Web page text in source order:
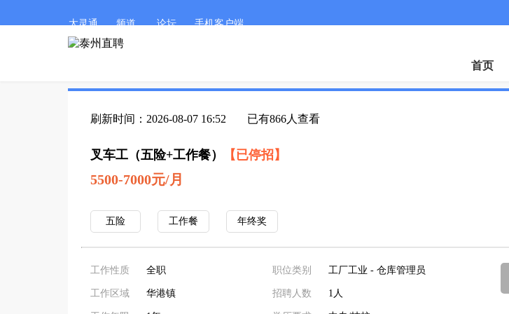
太灵通 频道 论坛 手机客户端
首页
刷新时间：2026-08-07 16:52 已有866人查看
叉车工（五险+工作餐） 【已停招】
5500-7000元/月
五险 工作餐 年终奖
工作性质 全职
工作区域 华港镇
职位类别 工厂工业 - 仓库管理员
招聘人数 1人